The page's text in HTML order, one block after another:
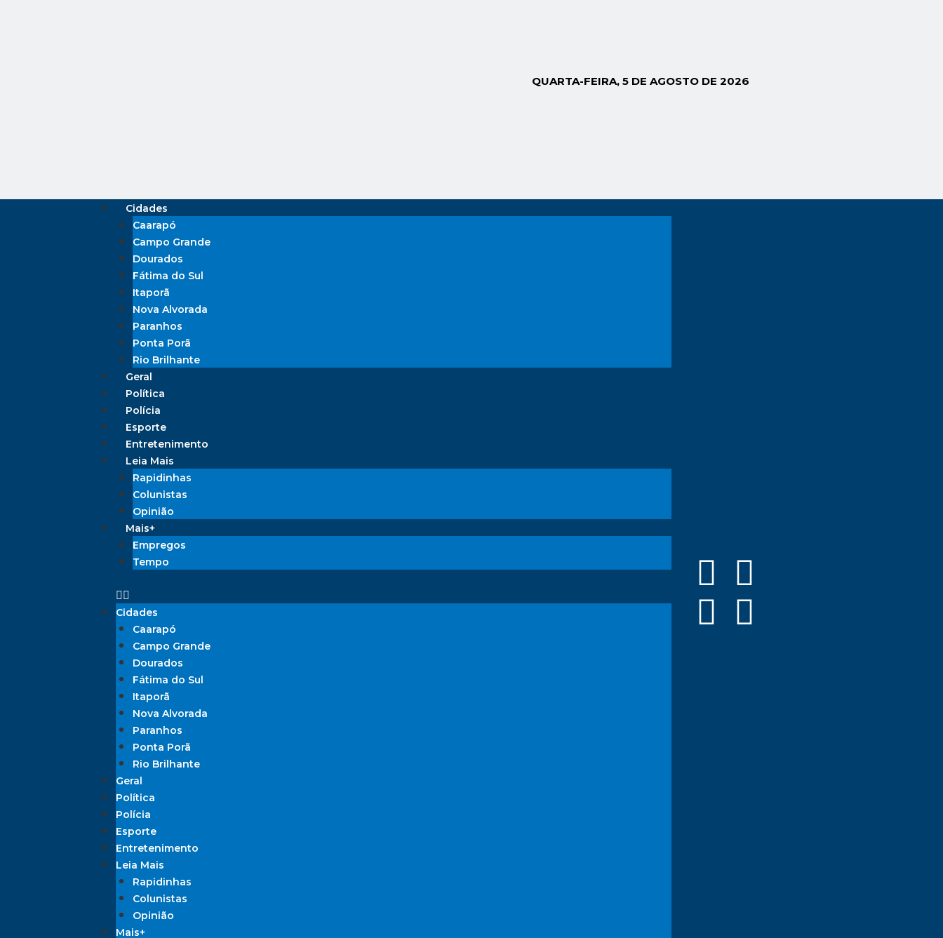
QUARTA-FEIRA, 5 DE AGOSTO DE 2026
Cidades
Caarapó
Campo Grande
Dourados
Fátima do Sul
Itaporã
Nova Alvorada
Paranhos
Ponta Porã
Rio Brilhante
Geral
Política
Polícia
Esporte
Entretenimento
Leia Mais
Rapidinhas
Colunistas
Opinião
Mais+
Empregos
Tempo
Cidades
Caarapó
Campo Grande
Dourados
Fátima do Sul
Itaporã
Nova Alvorada
Paranhos
Ponta Porã
Rio Brilhante
Geral
Política
Polícia
Esporte
Entretenimento
Leia Mais
Rapidinhas
Colunistas
Opinião
Mais+